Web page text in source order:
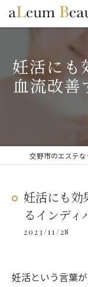
妊活にも
血流改善
交野市
妊活にも効
るインディ
2023/11/28
妊活という言葉